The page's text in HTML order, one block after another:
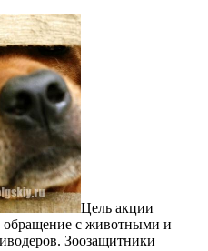
Цель акции
обращение с животными и
Зоозащитники